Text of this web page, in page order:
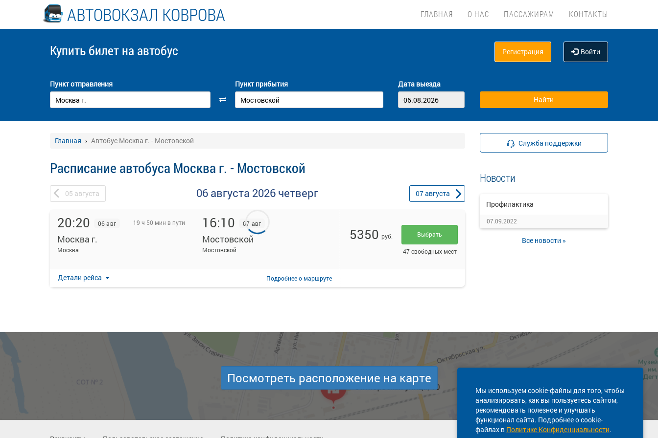
АВТОВОКЗАЛ КОВРОВА ГЛАВНАЯ О НАС ПАССАЖИРАМ КОНТАКТЫ
Купить билет на автобус Регистрация Войти
Пункт отправления Пункт прибытия Дата выезда
Главная Автобус Москва г. - Мостовской
Расписание автобуса Москва г. - Мостовской
05 августа 06 августа 2026 четверг 07августа
20:20 06 авг 19 ч 50 мин в пути
Москва г.
Москва
16:10 07 авг
Мостовской
Мостовской
Детали рейса Подробнеео маршруте
5350 руб. Выбрать
47 свободных мест
Служба поддержки
Новости
Профилактика
07.09.2022
Все новости »
Мы используем cookie-файлы для того, чтобы
анализировать, как вы пользуетесь сайтом,
рекомендовать полезное и улучшать
функционал сайта. Подробнее о cookie-
файлах в Политике Конфиденциальности.
Посмотреть расположение на карте